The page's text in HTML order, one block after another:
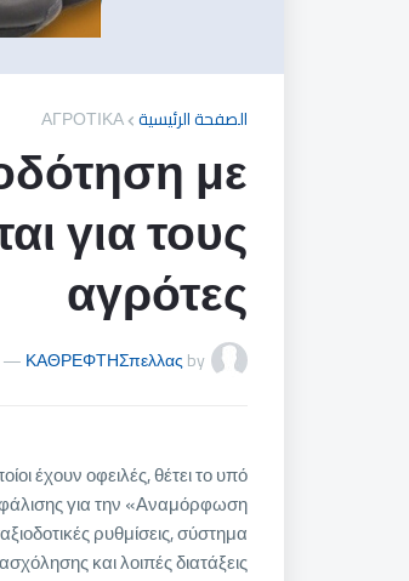
الصفحة الرئيسية ΑΓΡΟΤΙΚΑ
με
για τους
αγρότες
by
ΚΑΘΡΕΦΤΗΣπελλας
—
έχουν οφειλές, θέτει το υπό
για την «Αναμόρφωση
ρυθμίσεις, σύστημα
και λοιπές διατάξεις».